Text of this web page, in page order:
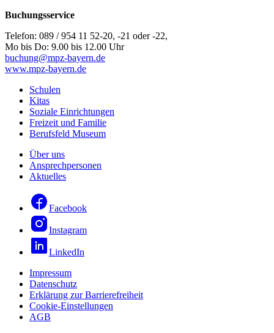
Buchungsservice
Telefon: 089 / 954 11 52-20, -21 oder -22,
Mo bis Do: 9.00 bis 12.00 Uhr
buchung@mpz-bayern.de
www.mpz-bayern.de
Schulen
Kitas
Soziale Einrichtungen
Freizeit und Familie
Berufsfeld Museum
Über uns
Ansprechpersonen
Aktuelles
Facebook
Instagram
LinkedIn
Impressum
Datenschutz
Erklärung zur Barrierefreiheit
Cookie-Einstellungen
AGB